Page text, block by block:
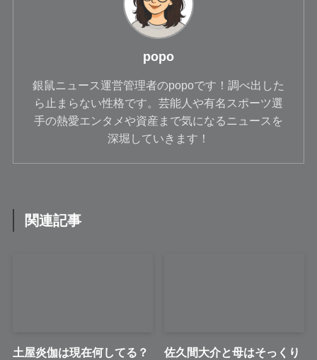
popo
銀鼠ニュース運営管理者のpopoです！調べ出した
ら止まらない性格です。芸能人や有名スポーツ選
手の熱愛エンタメや資産まで気になるニュースを
深堀していきます！
関連記事
土屋炎伽は現在何してる？
佐久間大介と母はそっくり